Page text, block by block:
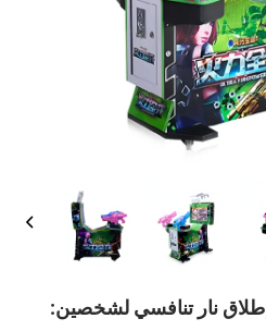
إطلاق نار تنافسي لشخصين: